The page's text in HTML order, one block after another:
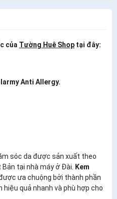
của Tường Huê Shop tại đây:
Anti Allergy.
sóc da được sản xuất theo
tại nhà máy ở Đài. Kem
ưa chuộng bởi thành phần
quả nhanh và phù hợp cho